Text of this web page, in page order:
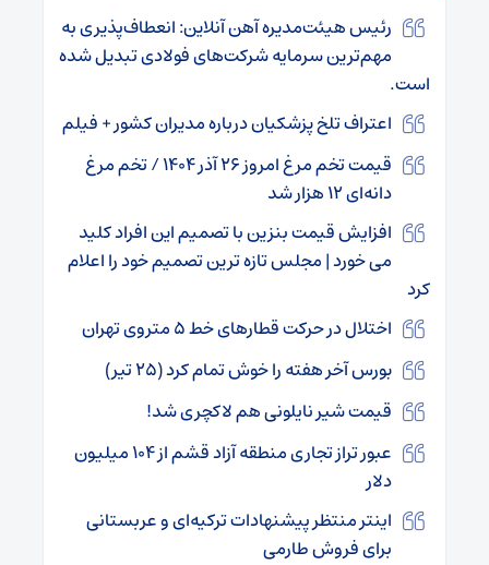
رئیس هیئت‌مدیره آهن آنلاین: انعطاف‌پذیری به
مهم‌ترین سرمایه شرکت‌های فولادی تبدیل شده
است.
اعتراف تلخ پزشکیان درباره مدیران کشور + فیلم
قیمت تخم مرغ امروز ۲۶ آذر ۱۴۰۴ / تخم مرغ
دانه‌ای ۱۲ هزار شد
افزایش قیمت بنزین با تصمیم این افراد کلید
می خورد | مجلس تازه ترین تصمیم خود را اعلام
کرد
اختلال در حرکت قطارهای خط ۵ متروی تهران
بورس آخر هفته را خوش تمام کرد (۲۵ تیر)
قیمت شیر نایلونی هم لاکچری شد!
عبور تراز تجاری منطقه آزاد قشم از ۱۰۴ میلیون
دلار
اینتر منتظر پیشنهادات ترکیه‌ای و عربستانی
برای فروش طارمی